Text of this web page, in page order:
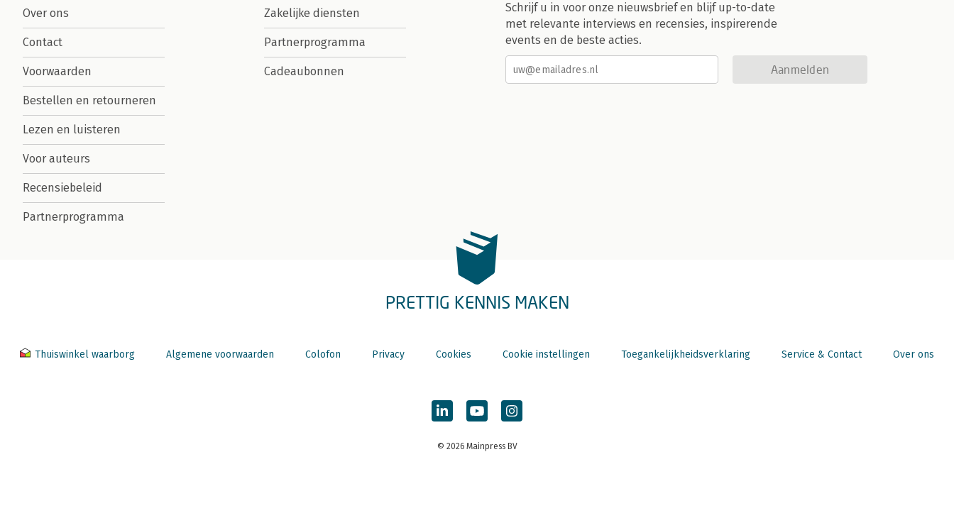
Over ons
Contact
Voorwaarden
Bestellen en retourneren
Lezen en luisteren
Voor auteurs
Recensiebeleid
Partnerprogramma
Zakelijke diensten
Partnerprogramma
Cadeaubonnen
Schrijf u in voor onze nieuwsbrief en blijf up-to-date
met relevante interviews en recensies, inspirerende
events en de beste acties.
Aanmelden
PRETTIG KENNIS MAKEN
Thuiswinkel waarborg Algemene voorwaarden Colofon Privacy Cookies Cookie instellingen Toegankelijkheidsverklaring Service & Contact Over ons
© 2026 Mainpress BV